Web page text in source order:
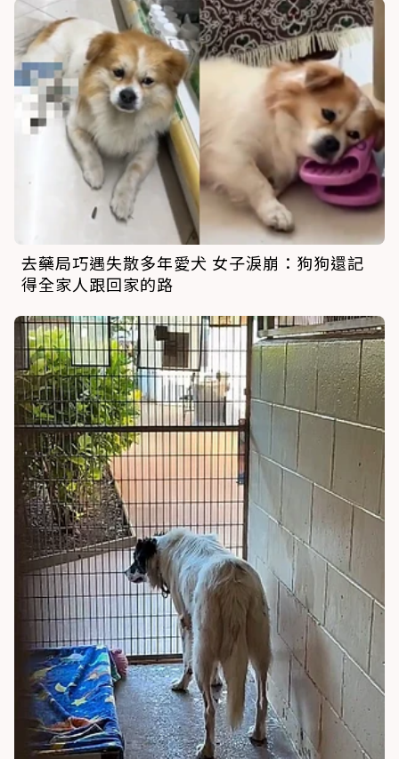
去藥局巧遇失散多年愛犬 女子淚崩：狗狗還記
得全家人跟回家的路